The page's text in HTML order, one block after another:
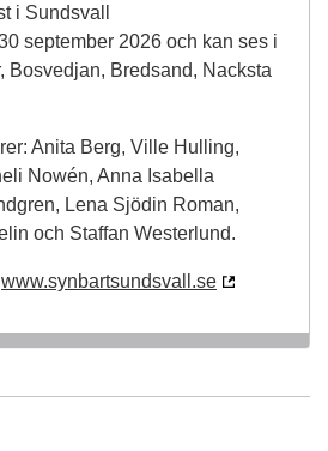
i Sundsvall
september 2026 och kan ses i
Bosvedjan, Bredsand, Nacksta
Anita Berg, Ville Hulling,
Nowén, Anna Isabella
Lena Sjödin Roman,
och Staffan Westerlund.
www.synbartsundsvall.se